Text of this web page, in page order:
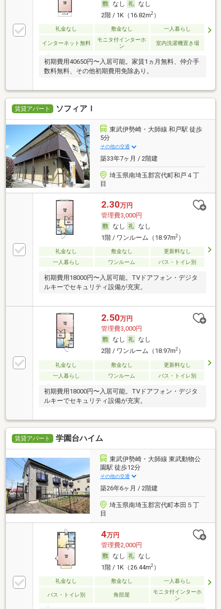
なし
なし
2階 / 1K（16.82m2）
礼金なし 敷金なし 一人暮らし
インターネット無料
モニタ付インターホ
ン
室内洗濯機置き場
初期費用40650円〜入居可能。家賃1ヵ月無料、仲介手
数料無料、その他初期費用免除あり。
賃貸アパート ソフィアＩ
東武伊勢崎・大師線 和戸駅 徒歩
5分
その他の交通
築33年7ヶ月 / 2階建
埼玉県南埼玉郡宮代町和戸４丁
目
2.30万円
管理費3,000円
なし
なし
1階 / ワンルーム（18.97m2）
礼金なし 敷金なし
更新料なし
一人暮らし
ワンルーム バス・トイレ別
初期費用18000円〜入居可能。TVドアフォン・デジタ
ルキーでセキュリティ設備が充実。
2.50万円
管理費3,000円
なし
なし
2階 / ワンルーム（18.97m2）
礼金なし 敷金なし
更新料なし
一人暮らし
ワンルーム バス・トイレ別
初期費用18000円〜入居可能。TVドアフォン・デジタ
ルキーでセキュリティ設備が充実。
賃貸アパート 学園台ハイム
東武伊勢崎・大師線 東武動物公
園駅 徒歩12分
その他の交通
築26年6ヶ月 / 2階建
埼玉県南埼玉郡宮代町本田５丁
目
4万円
管理費2,000円
なし
なし
1階 / 1K（26.44m2）
礼金なし 敷金なし 一人暮らし
バス・トイレ別 角部屋
モニタ付インターホ
ン